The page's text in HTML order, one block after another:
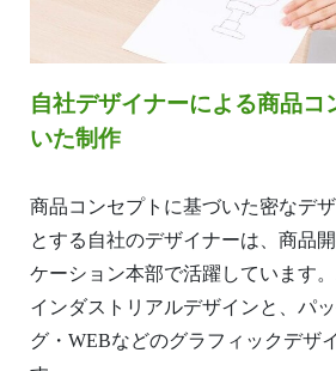
自社デザイナーによる商品コ
いた制作
商品コンセプトに基づいた密なデ
とする自社のデザイナーは、商品
ケーション本部で活躍しています
インダストリアルデザインと、パ
グ・WEBなどのグラフィックデザ